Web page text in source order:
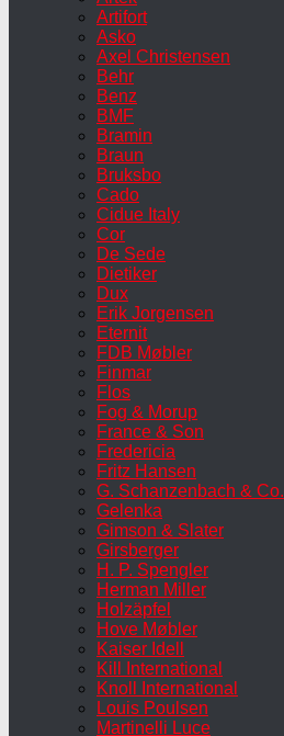
Artifort
Asko
Axel Christensen
Behr
Benz
BMF
Bramin
Braun
Bruksbo
Cado
Cidue Italy
Cor
De Sede
Dietiker
Dux
Erik Jorgensen
Eternit
FDB Møbler
Finmar
Flos
Fog & Morup
France & Son
Fredericia
Fritz Hansen
G. Schanzenbach & Co.
Gelenka
Gimson & Slater
Girsberger
H. P. Spengler
Herman Miller
Holzäpfel
Hove Møbler
Kaiser Idell
Kill International
Knoll International
Louis Poulsen
Martinelli Luce